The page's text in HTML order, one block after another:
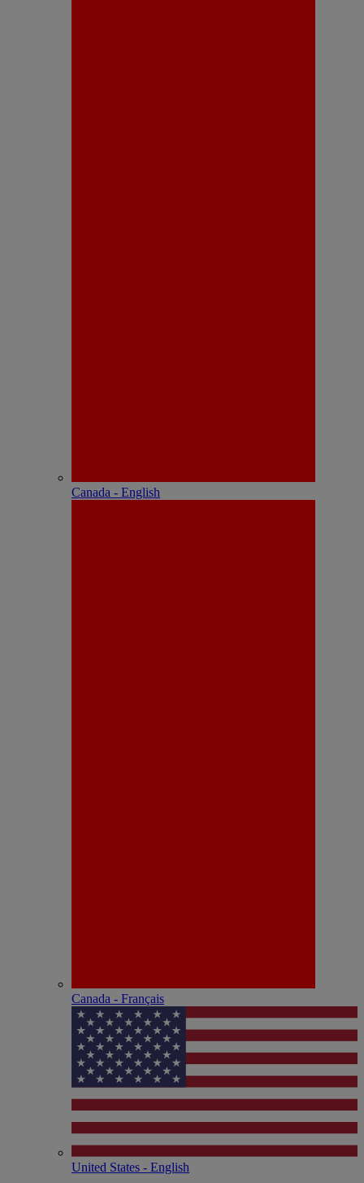
Canada - English
Canada - Français
United States - English